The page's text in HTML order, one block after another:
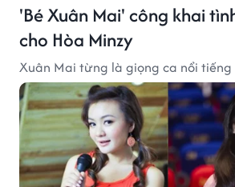
'Bé Xuân Mai' công khai
cho Hòa Minzy
Xuân Mai từng là giọng ca nổi tiếng